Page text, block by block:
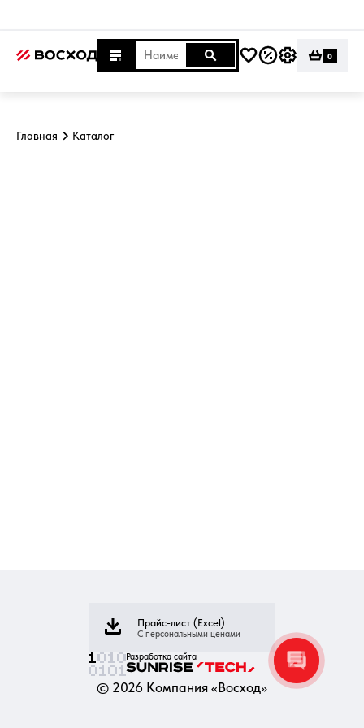
0
Главная Каталог
Прайс-лист (Excel)
С персональными ценами
Разработка сайта
© 2026 Компания «Восход»